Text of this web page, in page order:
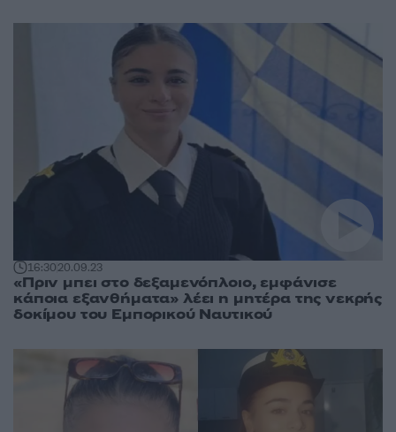
16:3020.09.23
«Πριν μπει στο δεξαμενόπλοιο, εμφάνισε
κάποια εξανθήματα» λέει η μητέρα της νεκρής
δοκίμου του Εμπορικού Ναυτικού